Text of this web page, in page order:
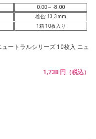
0.00～ -8.00
着色: 13.3mm
1箱 10枚入り
ートラルシリーズ 10枚入 ニュ
1,738 円（税込）